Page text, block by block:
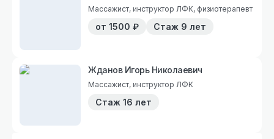
Массажист, инструктор ЛФК, физиотерапевт
от 1500 ₽ Стаж 9 лет
Жданов Игорь Николаевич
Массажист, инструктор ЛФК
Стаж 16 лет